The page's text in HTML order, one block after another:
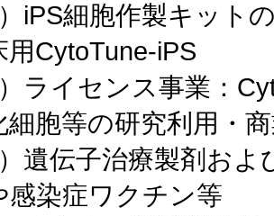
）iPS細胞作製キット
用CytoTune-iPS
）ライセンス事業：
細胞等の研究利用・
）遺伝子治療製剤お
感染症ワクチン等